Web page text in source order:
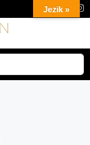
Jezik »